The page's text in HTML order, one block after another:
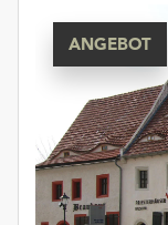
Einverständnis
ausgeführt.
Möchten
Sie
ANGEBOT